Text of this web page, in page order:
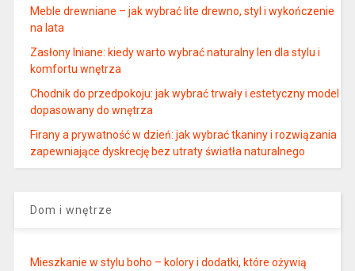
Meble drewniane – jak wybrać lite drewno, styl i wykończenie
na lata
Zasłony lniane: kiedy warto wybrać naturalny len dla stylu i
komfortu wnętrza
Chodnik do przedpokoju: jak wybrać trwały i estetyczny model
dopasowany do wnętrza
Firany a prywatność w dzień: jak wybrać tkaniny i rozwiązania
zapewniające dyskrecję bez utraty światła naturalnego
Dom i wnętrze
Mieszkanie w stylu boho – kolory i dodatki, które ożywią